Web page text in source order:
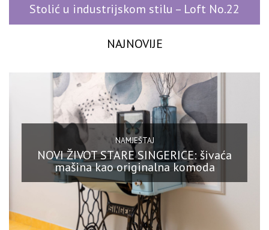
Stolić u industrijskom stilu – Loft No.22
NAJNOVIJE
NAMJEŠTAJ
NOVI ŽIVOT STARE SINGERICE: šivaća
mašina kao originalna komoda